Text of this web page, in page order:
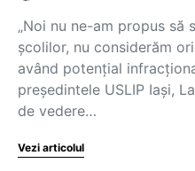
„Noi nu ne-am propus să
școlilor, nu considerăm
având potențial
președintele USLIP Iași,
de vedere…
Vezi articolul